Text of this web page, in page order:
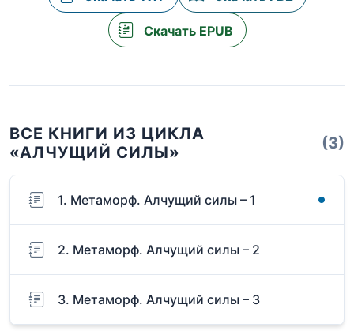
Скачать EPUB
ВСЕ КНИГИ ИЗ ЦИКЛА
«АЛЧУЩИЙ СИЛЫ»
(3)
1. Метаморф. Алчущий силы – 1
2. Метаморф. Алчущий силы – 2
3. Метаморф. Алчущий силы – 3